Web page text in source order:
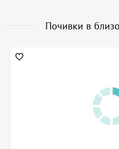
Почивки в